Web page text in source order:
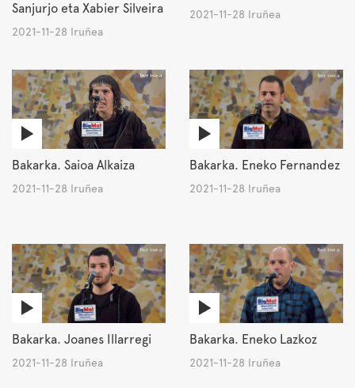
Sanjurjo eta Xabier Silveira
2021-11-28 Iruñea
2021-11-28 Iruñea
Bakarka. Saioa Alkaiza
2021-11-28 Iruñea
Bakarka. Eneko Fernandez
2021-11-28 Iruñea
Bakarka. Joanes Illarregi
2021-11-28 Iruñea
Bakarka. Eneko Lazkoz
2021-11-28 Iruñea